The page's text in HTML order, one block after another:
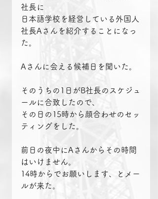
社長に
日本語学校を経営している外国人
社長Aさんを紹介することになっ
た。
Aさんに会える候補日を聞いた。
そのうちの1日がB社長のスケジュ
ールに合致したので、
その日の15時から顔合わせのセッ
ティングをした。
前日の夜中にAさんからその時間
はいけません。
14時からでお願いします、とメー
ルが来た。